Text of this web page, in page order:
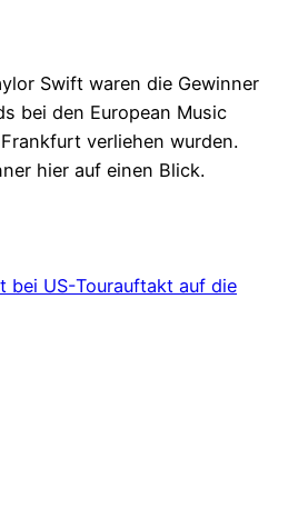
Swift waren die Gewinner
bei den European Music
verliehen wurden.
hier auf einen Blick.